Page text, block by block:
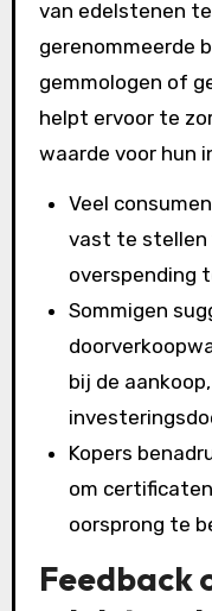
van edelstenen
gerenommeerde
gemmologen of
helpt ervoor te
waarde voor hun
Veel
vast te stellen
overspending
Sommigen
bij de
Kopers
om
oorsprong te
Feedback